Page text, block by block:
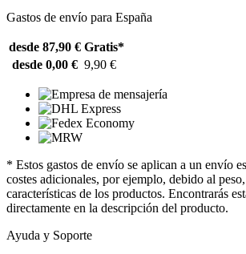
Gastos de envío para España
desde 87,90 € Gratis*
desde 0,00 € 9,90 €
* Estos gastos de envío se aplican a un envío
costes adicionales, por ejemplo, debido al
características de los productos. Encontrarás
directamente en la descripción del producto.
Ayuda y Soporte